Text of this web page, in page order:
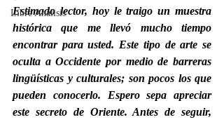
Libre Análisis
Estimado lector, hoy le traigo un muestra
histórica que me llevó mucho tiempo
encontrar para usted. Este tipo de arte se
oculta a Occidente por medio de barreras
lingüísticas y culturales; son pocos los que
pueden conocerlo. Espero sepa apreciar
este secreto de Oriente. Antes de seguir,